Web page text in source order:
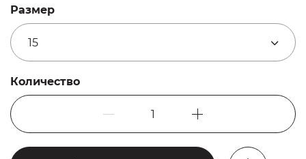
Размер
15
Количество
1